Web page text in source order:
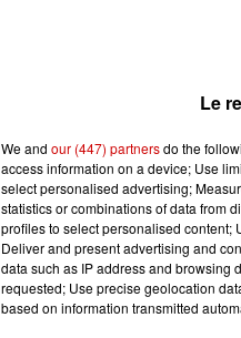
Le
We and our (447) partnersdo the
access information on a device; Use
select personalised advertising;
statistics or combinations of data from
profiles to select personalised content;
Deliver and present advertising and
data such as IP address and browsing
requested; Use precise geolocation
based on information transmitted